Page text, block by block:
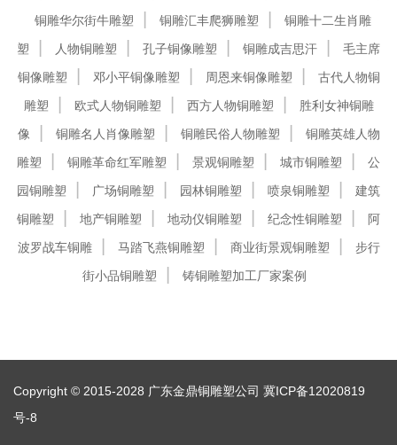
铜雕华尔街牛雕塑
铜雕汇丰爬狮雕塑
铜雕十二生肖雕
塑
人物铜雕塑 孔子铜像雕塑 铜雕成吉思汗
毛主席
铜像雕塑
邓小平铜像雕塑 周恩来铜像雕塑
古代人物铜
雕塑
欧式人物铜雕塑 西方人物铜雕塑
胜利女神铜雕
像
铜雕名人肖像雕塑 铜雕民俗人物雕塑
铜雕英雄人物
雕塑
铜雕革命红军雕塑 景观铜雕塑 城市铜雕塑
公
园铜雕塑
广场铜雕塑 园林铜雕塑 喷泉铜雕塑
建筑
铜雕塑
地产铜雕塑 地动仪铜雕塑 纪念性铜雕塑
阿
波罗战车铜雕
马踏飞燕铜雕塑 商业街景观铜雕塑
步行
街小品铜雕塑
铸铜雕塑加工厂家案例
Copyright © 2015-2028 广东金鼎铜雕塑公司 冀ICP备12020819
号-8